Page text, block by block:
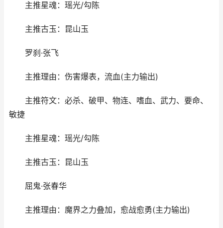
主推星魂：瑶光/勾陈
主推古玉：昆山玉
罗刹·张飞
主推理由：伤害爆表，流血(主力输出)
主推符文：必杀、破甲、物连、嗜血、武力、要命、
敏捷
主推星魂：瑶光/勾陈
主推古玉：昆山玉
屈鬼·张春华
主推理由：魔界之力叠加，愈战愈勇(主力输出)